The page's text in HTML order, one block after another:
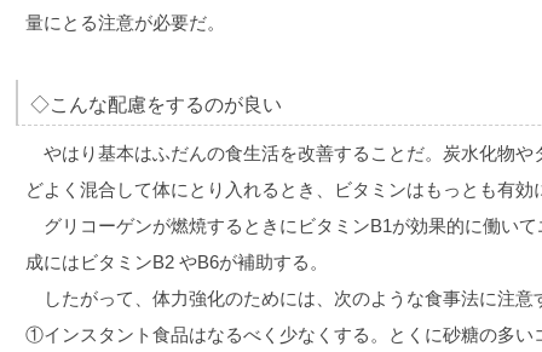
量にとる注意が必要だ。
◇こんな配慮をするのが良い
やはり基本はふだんの食生活を改善することだ。炭水化物や
どよく混合して体にとり入れるとき、ビタミンはもっとも有効
グリコーゲンが燃焼するときにビタミンB1が効果的に働い
成にはビタミンB2 やB6が補助する。
したがって、体力強化のためには、次のような食事法に注意
①インスタント食品はなるべく少なくする。とくに砂糖の多い